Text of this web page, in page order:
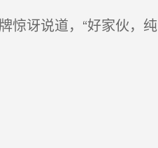
惊讶说道，“好家伙，纯